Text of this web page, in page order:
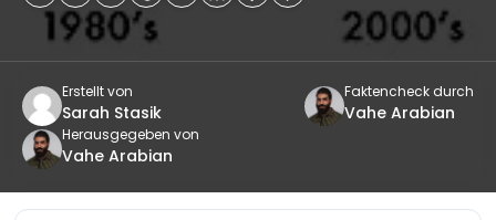
Erstellt von
Sarah Stasik
Faktencheck durch
Vahe Arabian
Herausgegeben von
Vahe Arabian